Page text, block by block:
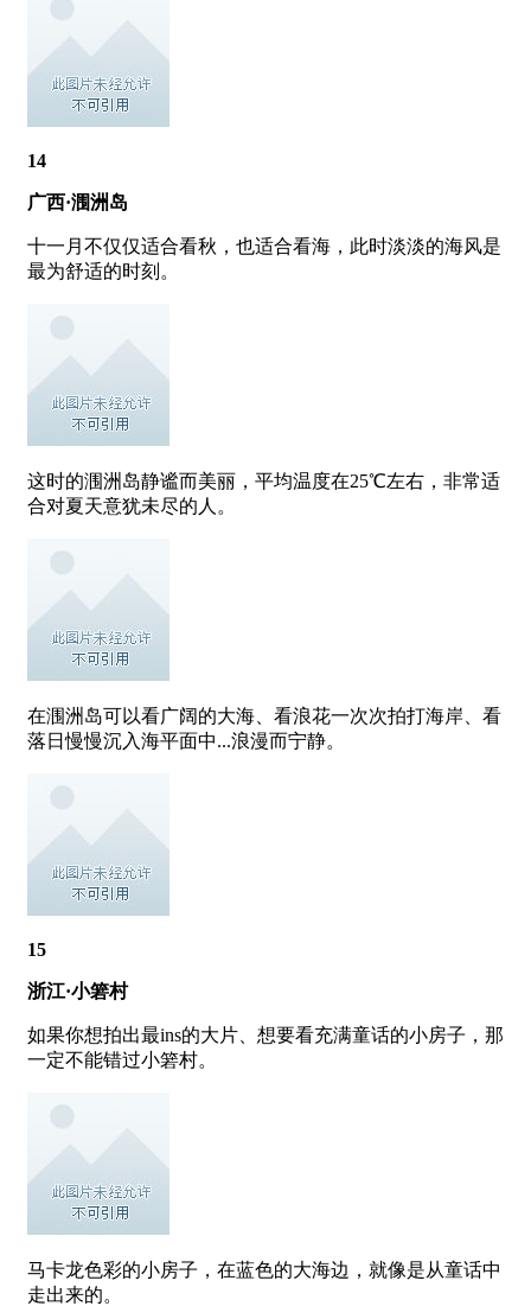
14
广西·涠洲岛
十一月不仅仅适合看秋，也适合看海，此时淡淡的海风是
最为舒适的时刻。
这时的涠洲岛静谧而美丽，平均温度在25℃左右，非常适
合对夏天意犹未尽的人。
在涠洲岛可以看广阔的大海、看浪花一次次拍打海岸、看
落日慢慢沉入海平面中...浪漫而宁静。
15
浙江·小箬村
如果你想拍出最ins的大片、想要看充满童话的小房子，那
一定不能错过小箬村。
马卡龙色彩的小房子，在蓝色的大海边，就像是从童话中
走出来的。